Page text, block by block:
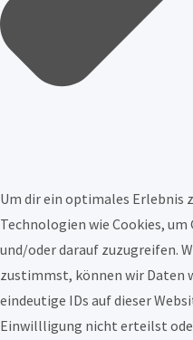
Um dir ein optimales Erlebnis
Technologien wie Cookies,
und/oder darauf zuzugreifen.
zustimmst, können wir Daten
eindeutige IDs auf dieser
Einwillligung nicht erteilst